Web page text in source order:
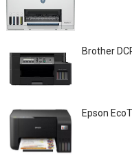
Brother
Epson